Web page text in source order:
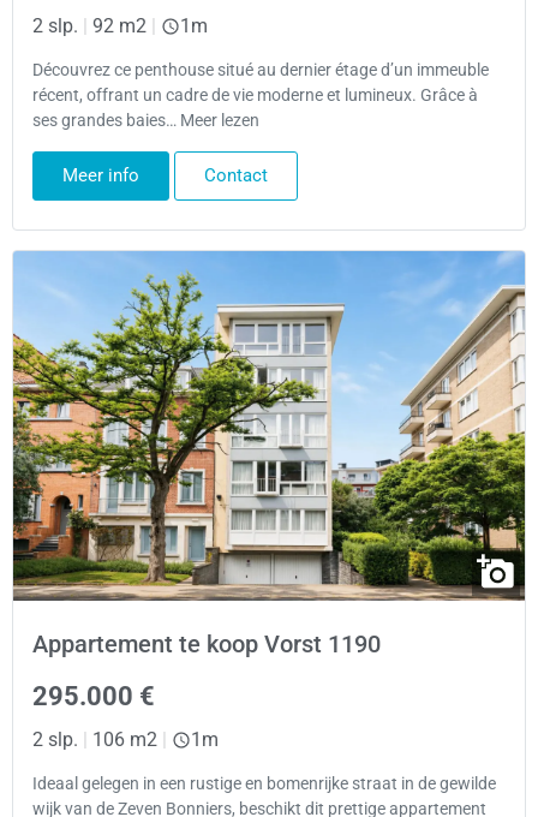
2 slp. | 92 m2 | 1m
Découvrez ce penthouse situé au dernier étage d’un immeuble
récent, offrant un cadre de vie moderne et lumineux. Grâce à
ses grandes baies… Meer lezen
Meer info Contact
Appartement te koop Vorst 1190
295.000 €
2 slp. | 106 m2 | 1m
Ideaal gelegen in een rustige en bomenrijke straat in de gewilde
wijk van de Zeven Bonniers, beschikt dit prettige appartement